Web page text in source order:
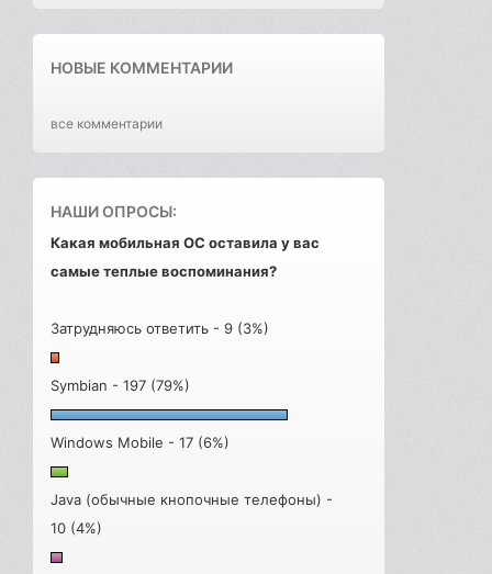
НОВЫЕ КОММЕНТАРИИ
все комментарии
НАШИ ОПРОСЫ:
Какая мобильная ОС оставила у вас
самые теплые воспоминания?
Затрудняюсь ответить - 9 (3%)
Symbian - 197 (79%)
Windows Mobile - 17 (6%)
Java (обычные кнопочные телефоны) -
10 (4%)